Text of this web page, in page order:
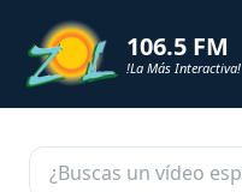
106.5 FM
!La Más Interactiva!